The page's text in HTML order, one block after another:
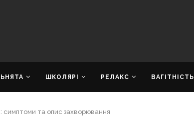
ШКОЛЯРІ РЕЛАКС ВАГІТНІСТЬ
симптоми та опис захворювання